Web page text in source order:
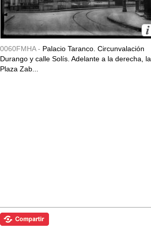
0060FMHA - Palacio Taranco. Circunvalación
Durango y calle Solís. Adelante a la derecha, la
Plaza Zab...